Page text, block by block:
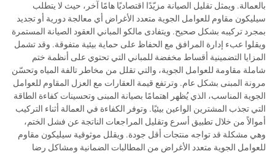
بالعمالة. ويمثل تقليل الصيانة مزيّدًا اقتصاديًا هامًا آخر، حيث لا يتطلب
سيليكون مقاوم للعوامل الجوية متعدد الأغراض أي معالجة دورية أو تجديد
بمجرد تركيبه بشكل صحيح. ويتفادى مالكو المباني العقود الصيانة المستمرة
ويقلوا عبء إدارة المرافق مع الحفاظ على حماية بيئية متفوقة. وقد تشمل
المزايا التضمينية أقساط مخفضة للمباني التي تحتوي على أنظمة ختم
شاملة مقاومة للعوامل الجوية، والتي تقلل من مخاطر تالفة المياه وتحسّن
مرونة المبنى بشكل عام. وترتفع قيمة العقارات مع العزل المقاوم للعوامل
الجوية المناسب، الذي يُظهر اهتمامًا بصيانة المبنى وتحسينات كفاءة الطاقة
التي تجذب المشترين الواعين بيئيًا. وتوفر الكفاءة في العمالة أثناء التركيب
أموالاً من خلال تطبيق أسرع وتقليل المراجعات الناتجة عن فشل الختم،
وهي مشكلة قد تواجه منتجات أقل جودة. ويقلل موثوقية سيليكون مقاوم
للعوامل الجوية متعدد الأغراض من المطالبات الضمانية ومشاكل رضا